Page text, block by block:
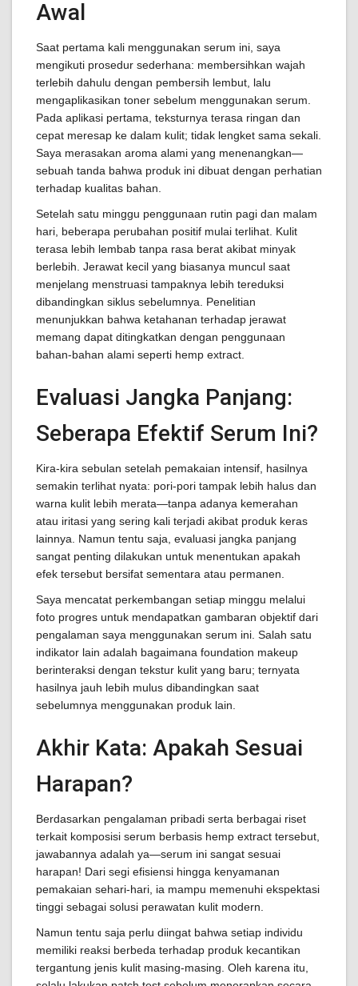
Awal
Saat pertama kali menggunakan serum ini, saya
mengikuti prosedur sederhana: membersihkan wajah
terlebih dahulu dengan pembersih lembut, lalu
mengaplikasikan toner sebelum menggunakan serum.
Pada aplikasi pertama, teksturnya terasa ringan dan
cepat meresap ke dalam kulit; tidak lengket sama sekali.
Saya merasakan aroma alami yang menenangkan—
sebuah tanda bahwa produk ini dibuat dengan perhatian
terhadap kualitas bahan.
Setelah satu minggu penggunaan rutin pagi dan malam
hari, beberapa perubahan positif mulai terlihat. Kulit
terasa lebih lembab tanpa rasa berat akibat minyak
berlebih. Jerawat kecil yang biasanya muncul saat
menjelang menstruasi tampaknya lebih tereduksi
dibandingkan siklus sebelumnya. Penelitian
menunjukkan bahwa ketahanan terhadap jerawat
memang dapat ditingkatkan dengan penggunaan
bahan-bahan alami seperti hemp extract.
Evaluasi Jangka Panjang:
Seberapa Efektif Serum Ini?
Kira-kira sebulan setelah pemakaian intensif, hasilnya
semakin terlihat nyata: pori-pori tampak lebih halus dan
warna kulit lebih merata—tanpa adanya kemerahan
atau iritasi yang sering kali terjadi akibat produk keras
lainnya. Namun tentu saja, evaluasi jangka panjang
sangat penting dilakukan untuk menentukan apakah
efek tersebut bersifat sementara atau permanen.
Saya mencatat perkembangan setiap minggu melalui
foto progres untuk mendapatkan gambaran objektif dari
pengalaman saya menggunakan serum ini. Salah satu
indikator lain adalah bagaimana foundation makeup
berinteraksi dengan tekstur kulit yang baru; ternyata
hasilnya jauh lebih mulus dibandingkan saat
sebelumnya menggunakan produk lain.
Akhir Kata: Apakah Sesuai
Harapan?
Berdasarkan pengalaman pribadi serta berbagai riset
terkait komposisi serum berbasis hemp extract tersebut,
jawabannya adalah ya—serum ini sangat sesuai
harapan! Dari segi efisiensi hingga kenyamanan
pemakaian sehari-hari, ia mampu memenuhi ekspektasi
tinggi sebagai solusi perawatan kulit modern.
Namun tentu saja perlu diingat bahwa setiap individu
memiliki reaksi berbeda terhadap produk kecantikan
tergantung jenis kulit masing-masing. Oleh karena itu,